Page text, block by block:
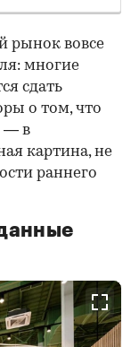
рынок вовсе
многие
сдать
о том, что
— в
картина, не
раннего